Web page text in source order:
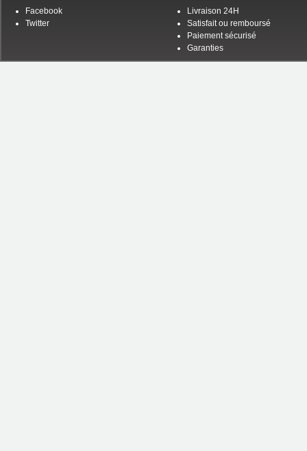
Facebook
Twitter
Livraison 24H
Satisfait ou remboursé
Paiement sécurisé
Garanties